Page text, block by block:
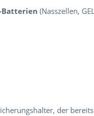
Batterien (Nasszellen,
der